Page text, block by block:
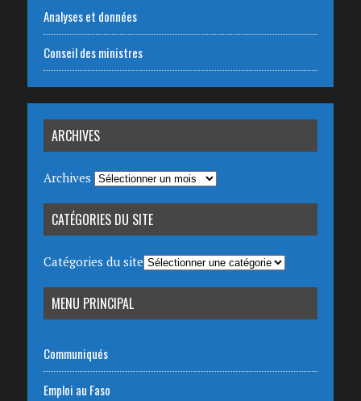
Analyses et données
Conseil des ministres
ARCHIVES
Archives
CATÉGORIES DU SITE
Catégories du site
MENU PRINCIPAL
Communiqués
Emploi au Faso